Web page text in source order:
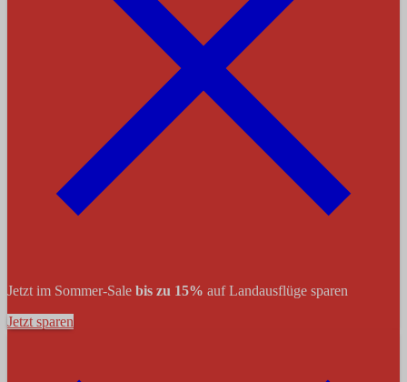
Jetzt im Sommer-Sale bis zu 15% auf Landausflüge sparen
Jetzt sparen